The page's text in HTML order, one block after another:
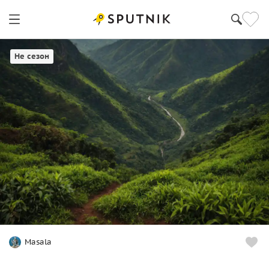
Не сезон
Masala